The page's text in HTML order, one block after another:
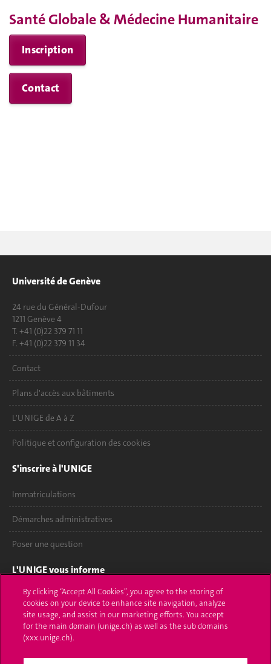
Santé Globale & Médecine Humanitaire
Inscription
Contact
Université de Genève
24 rue du Général-Dufour
1211 Genève 4
T. +41 (0)22 379 71 11
F. +41 (0)22 379 11 34
Contact
Plans d'accès aux bâtiments
L'UNIGE de A à Z
Politique et configuration des cookies
S'inscrire à l'UNIGE
Immatriculations
Démarches administratives
Poser une question
L'UNIGE vous informe
UNIGE Mobile
Médias
Offres d'emploi
By clicking “Accept All Cookies”, you agree to the storing of
cookies on your device to enhance site navigation, analyze
site usage, and assist in our marketing efforts. You accept
for the main domain (unige.ch) as well as the sub domains
(xxx.unige.ch).